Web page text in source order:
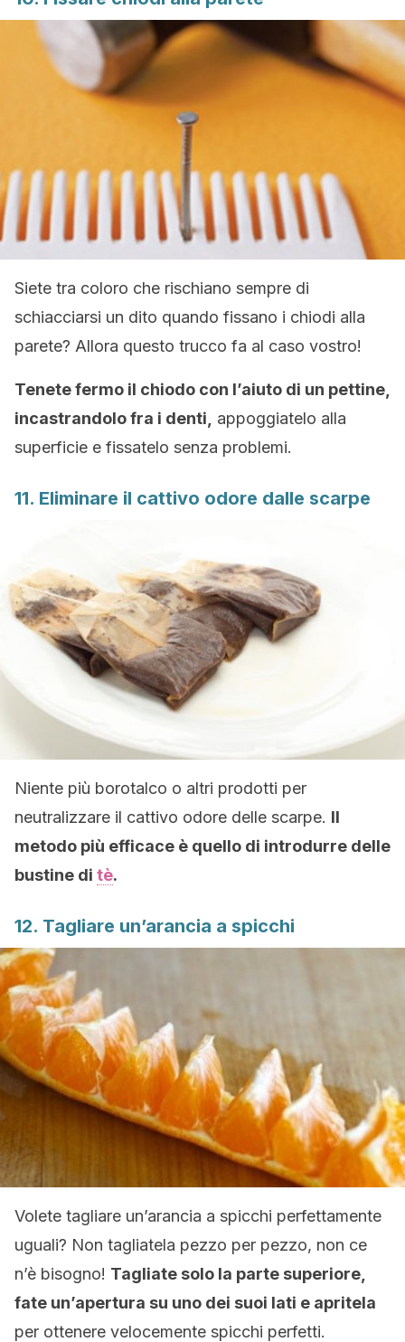
Siete tra coloro che rischiano sempre di
schiacciarsi un dito quando fissano i chiodi alla
parete? Allora questo trucco fa al caso vostro!
Tenete fermo il chiodo con l’aiuto di un pettine,
incastrandolo fra i denti,
appoggiatelo alla
superficie e fissatelo senza problemi.
11. Eliminare il cattivo odore dalle scarpe
Niente più borotalco o altri prodotti per
neutralizzare il cattivo odore delle scarpe. Il
metodo più efficace è quello di introdurre delle
bustine di tè.
12. Tagliare un’arancia a spicchi
Volete tagliare un’arancia a spicchi perfettamente
uguali? Non tagliatela pezzo per pezzo, non ce
n’è bisogno! Tagliate solo la parte superiore,
fate un’apertura su uno dei suoi lati e apritela
per ottenere velocemente spicchi perfetti.